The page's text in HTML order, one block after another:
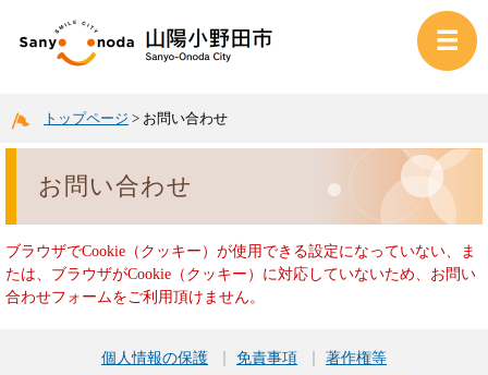
トップページ > お問い合わせ
お問い合わせ
ブラウザでCookie（クッキー）が使用できる設定になっていない、ま
たは、ブラウザがCookie（クッキー）に対応していないため、お問い
合わせフォームをご利用頂けません。
個人情報の保護 免責事項
著作権等